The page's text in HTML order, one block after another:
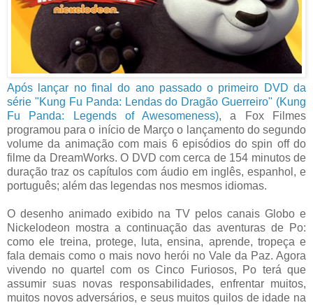
Após lançar no final do ano passado o primeiro DVD da
série "Kung Fu Panda: Lendas do Dragão Guerreiro" (Kung
Fu Panda: Legends of Awesomeness), a Fox Filmes
programou para o início de Março o lançamento do segundo
volume da animação com mais 6 episódios do spin off do
filme da DreamWorks. O DVD com cerca de 154 minutos de
duração traz os capítulos com áudio em inglês, espanhol, e
português; além das legendas nos mesmos idiomas.
O desenho animado exibido na TV pelos canais Globo e
Nickelodeon mostra a continuação das aventuras de Po:
como ele treina, protege, luta, ensina, aprende, tropeça e
fala demais como o mais novo herói no Vale da Paz. Agora
vivendo no quartel com os Cinco Furiosos, Po terá que
assumir suas novas responsabilidades, enfrentar muitos,
muitos novos adversários, e seus muitos quilos de idade na